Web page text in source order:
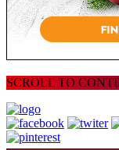
SCROLL TO